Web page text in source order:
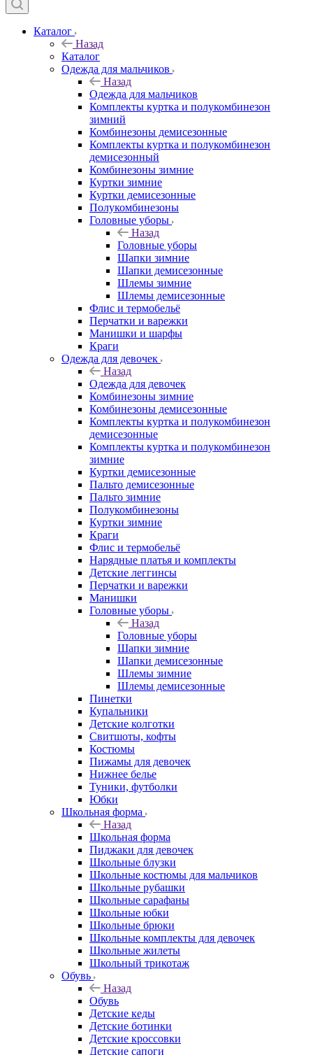
Каталог
Назад
Каталог
Одежда для мальчиков
Назад
Одежда для мальчиков
Комплекты куртка и полукомбинезон
зимний
Комбинезоны демисезонные
Комплекты куртка и полукомбинезон
демисезонный
Комбинезоны зимние
Куртки зимние
Куртки демисезонные
Полукомбинезоны
Головные уборы
Назад
Головные уборы
Шапки зимние
Шапки демисезонные
Шлемы зимние
Шлемы демисезонные
Флис и термобельё
Перчатки и варежки
Манишки и шарфы
Краги
Одежда для девочек
Назад
Одежда для девочек
Комбинезоны зимние
Комбинезоны демисезонные
Комплекты куртка и полукомбинезон
демисезонные
Комплекты куртка и полукомбинезон
зимние
Куртки демисезонные
Пальто демисезонные
Пальто зимние
Полукомбинезоны
Куртки зимние
Краги
Флис и термобельё
Нарядные платья и комплекты
Детские леггинсы
Перчатки и варежки
Манишки
Головные уборы
Назад
Головные уборы
Шапки зимние
Шапки демисезонные
Шлемы зимние
Шлемы демисезонные
Пинетки
Купальники
Детские колготки
Свитшоты, кофты
Костюмы
Пижамы для девочек
Нижнее белье
Туники, футболки
Юбки
Школьная форма
Назад
Школьная форма
Пиджаки для девочек
Школьные блузки
Школьные костюмы для мальчиков
Школьные рубашки
Школьные сарафаны
Школьные юбки
Школьные брюки
Школьные комплекты для девочек
Школьные жилеты
Школьный трикотаж
Обувь
Назад
Обувь
Детские кеды
Детские ботинки
Детские кроссовки
Детские сапоги